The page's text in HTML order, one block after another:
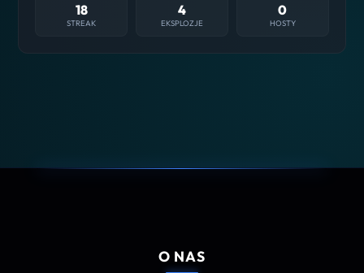
18
STREAK
4
EKSPLOZJE
0
HOSTY
O NAS